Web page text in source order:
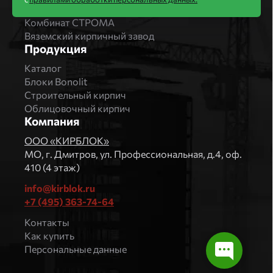
Комбинат СТРОМА
Вяземский кирпичный завод
Продукция
Каталог
Блоки Bonolit
Строительный кирпич
Облицовочный кирпич
Компания
ООО «КИРБЛОК»
МO, г. Дмитров, ул. Профессиональная, д.4, оф.
410 (4 этаж)
info@kirblok.ru
+7 (495) 363-74-64
Контакты
Как купить
Персональные данные